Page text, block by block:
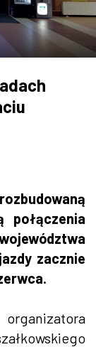
połączenia
zacznie